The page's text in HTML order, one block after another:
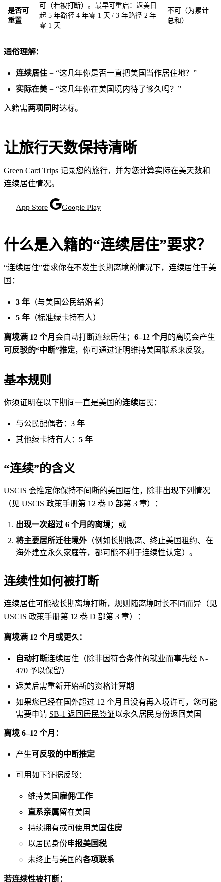
是否可
重置
可（若被打断）。最早可重启：返美日
起 5 年路径 4 年零 1 天 / 3 年路径 2 年
零 1 天
不可（为累计
总和）
通俗理解：
连续居住 = “这几年你是否一直把美国当作居住地？”
实际在美 = “这几年你在美国境内待了够久吗？”
入籍需两项同时达标。
让旅行天数保持清晰
Green Card Trips 记录您的旅行，并为您计算实际在美天数和
连续居住情况。
App Store Google Play
什么是入籍的“连续居住”要求？
“连续居住”要求你在不发生长期离境的情况下，连续居住于美
国：
3 年 （与美国公民结婚者）
5 年 （标准绿卡持有人）
离境满 12 个月 会自动打断连续居住； 6–12 个月 的离境会产生
可反驳的“中断”推定，你可通过证明维持美国联系来反驳。
基本规则
你须证明在以下期间一直是美国的连续居民：
与公民配偶者： 3 年
其他绿卡持有人： 5 年
“连续”的含义
USCIS 会推定你保持不间断的美国居住，除非出现下列情况
（见 USCIS 政策手册第 12 卷 D 部第 3 章）：
出现一次超过 6 个月的离境；或
将主要居所迁往境外 （例如长期搬离、终止美国租约、在
海外建立永久家庭等，都可能不利于连续性认定）。
连续性如何被打断
连续居住可能被长期离境打断，规则随离境时长不同而异（见
USCIS 政策手册第 12 卷 D 部第 3 章）：
离境满 12 个月或更久：
自动打断连续居住（除非因符合条件的就业而事先经 N-
470 予以保留）
返美后需重新开始新的资格计算期
如果您已经在国外超过 12 个月且没有再入境许可，您可能
需要申请 SB-1 返回居民签证以永久居民身份返回美国
离境 6–12 个月：
产生可反驳的中断推定
可用如下证据反驳：
维持美国 雇佣/工作
直系亲属留在美国
持续拥有或可使用美国住房
以居民身份申报美国税
未终止与美国的各项联系
若连续性被打断：